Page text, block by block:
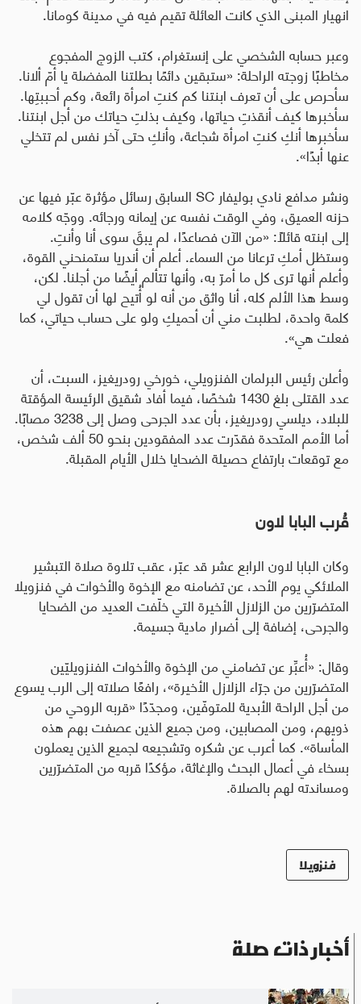
انهيار المبنى الذي كانت العائلة تقيم فيه في مدينة كومانا.
وعبر حسابه الشخصي على إنستغرام، كتب الزوج المفجوع
مخاطبًا زوجته الراحلة: «ستبقين دائمًا بطلتنا المفضلة يا أمّ ألانا.
سأحرص على أن تعرف ابنتنا كم كنتِ امرأة رائعة، وكم أحببتِها.
سأخبرها كيف أنقذتِ حياتها، وكيف بذلتِ حياتك من أجل ابنتنا.
سأخبرها أنكِ كنتِ امرأة شجاعة، وأنكِ حتى آخر نفس لم تتخلي
عنها أبدًا».
ونشر مدافع نادي بوليفار
السابق رسائل مؤثرة عبّر فيها عن
حزنه العميق، وفي الوقت نفسه عن إيمانه ورجائه. ووجّه كلامه
إلى ابنته قائلًا: «من الآن فصاعدًا، لم يبقَ سوى أنا وأنتِ.
وستظل أمكِ ترعانا من السماء. أعلم أن أندريا ستمنحني القوة،
وأعلم أنها ترى كل ما أمرّ به، وأنها تتألم أيضًا من أجلنا. لكن،
وسط هذا الألم كله، أنا واثق من أنه لو أُتيح لها أن تقول لي
كلمة واحدة، لطلبت مني أن أحميكِ ولو على حساب حياتي، كما
فعلت هي».
وأعلن رئيس البرلمان الفنزويلي، خورخي رودريغيز، السبت، أن
عدد القتلى بلغ 1430 شخصًا، فيما أفاد شقيق الرئيسة المؤقتة
للبلاد، ديلسي رودريغيز، بأن عدد الجرحى وصل إلى 3238 مصابًا.
أما الأمم المتحدة فقدّرت عدد المفقودين بنحو 50 ألف شخص،
مع توقعات بارتفاع حصيلة الضحايا خلال الأيام المقبلة.
قُرب البابا لاون
وكان البابا لاون الرابع عشر قد عبّر، عقب تلاوة صلاة التبشير
الملائكي يوم الأحد، عن تضامنه مع الإخوة والأخوات في فنزويلا
المتضرّرين من الزلازل الأخيرة التي خلّفت العديد من الضحايا
والجرحى، إضافة إلى أضرار مادية جسيمة.
وقال: «أُعبِّر عن تضامني من الإخوة والأخوات الفنزويليّين
المتضرّرين من جرّاء الزلازل الأخيرة»، رافعًا صلاته إلى الرب يسوع
من أجل الراحة الأبدية للمتوفّين، ومجدّدًا «قربه الروحي من
ذويهم، ومن المصابين، ومن جميع الذين عصفت بهم هذه
المأساة». كما أعرب عن شكره وتشجيعه لجميع الذين يعملون
بسخاء في أعمال البحث والإغاثة، مؤكدًا قربه من المتضرّرين
ومساندته لهم بالصلاة.
فنزويلا
أخبار ذات صلة